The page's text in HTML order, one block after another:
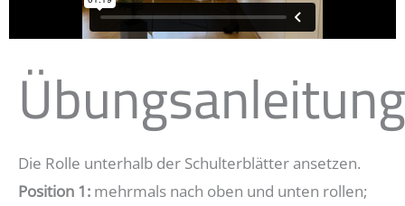
Übungsanleitung
Die Rolle unterhalb der Schulterblätter ansetzen.
Position 1: mehrmals nach oben und unten rollen;